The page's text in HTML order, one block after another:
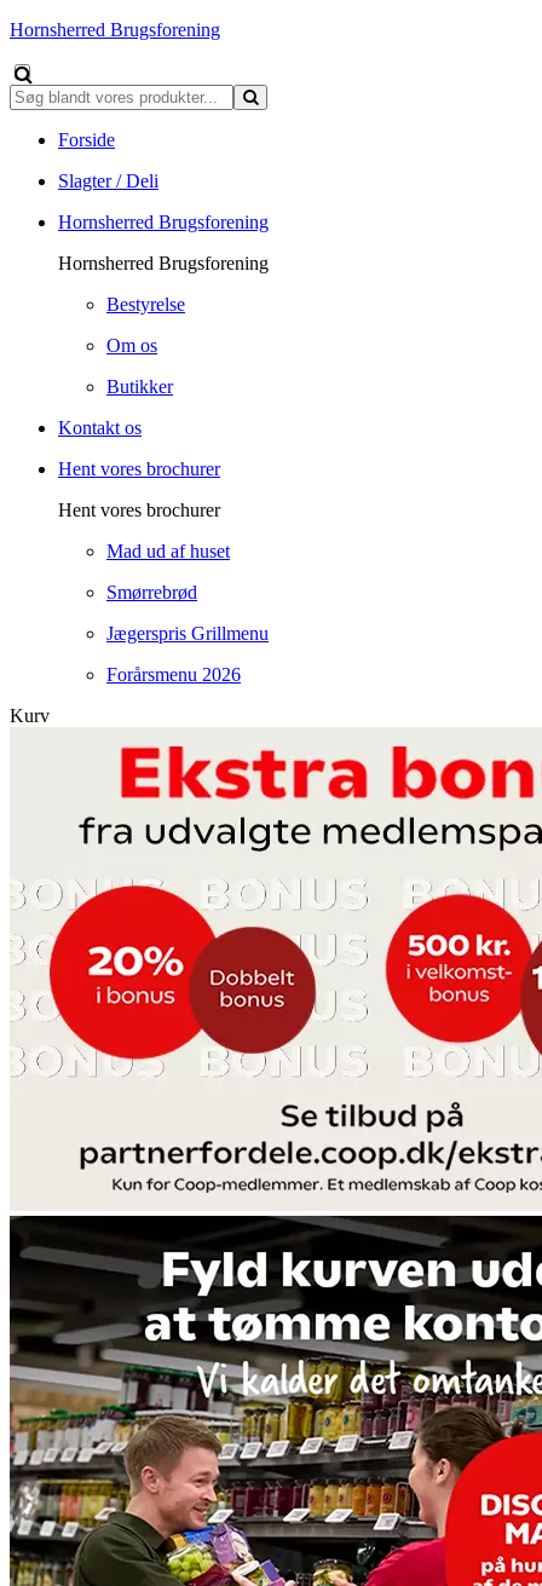
Hornsherred Brugsforening
Forside
Slagter / Deli
Hornsherred Brugsforening
Hornsherred Brugsforening
Bestyrelse
Om os
Butikker
Kontakt os
Hent vores brochurer
Hent vores brochurer
Mad ud af huset
Smørrebrød
Jægerspris Grillmenu
Forårsmenu 2026
Kurv